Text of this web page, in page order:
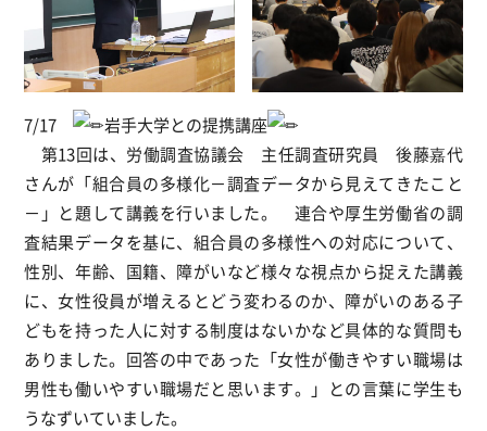
7/17
岩手大学との提携講座
第13回は、労働調査協議会 主任調査研究員 後藤嘉代
さんが「組合員の多様化－調査データから見えてきたこと
－」と題して講義を行いました。 連合や厚生労働省の調
査結果データを基に、組合員の多様性への対応について、
性別、年齢、国籍、障がいなど様々な視点から捉えた講義
に、女性役員が増えるとどう変わるのか、障がいのある子
どもを持った人に対する制度はないかなど具体的な質問も
ありました。回答の中であった「女性が働きやすい職場は
男性も働いやすい職場だと思います。」との言葉に学生も
うなずいていました。